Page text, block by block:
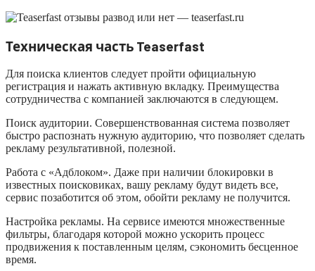
Техническая часть Teaserfast
Для поиска клиентов следует пройти официальную
регистрация и нажать активную вкладку. Преимущества
сотрудничества с компанией заключаются в следующем.
Поиск аудитории. Совершенствованная система позволяет
быстро распознать нужную аудиторию, что позволяет сделать
рекламу результативной, полезной.
Работа с «Адблоком». Даже при наличии блокировки в
известных поисковиках, вашу рекламу будут видеть все,
сервис позаботится об этом, обойти рекламу не получится.
Настройка рекламы. На сервисе имеются множественные
фильтры, благодаря которой можно ускорить процесс
продвижения к поставленным целям, сэкономить бесценное
время.